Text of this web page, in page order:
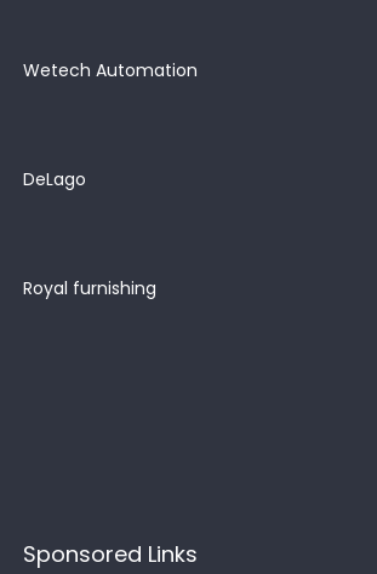
Wetech Automation
DeLago
Royal furnishing
Sponsored Links